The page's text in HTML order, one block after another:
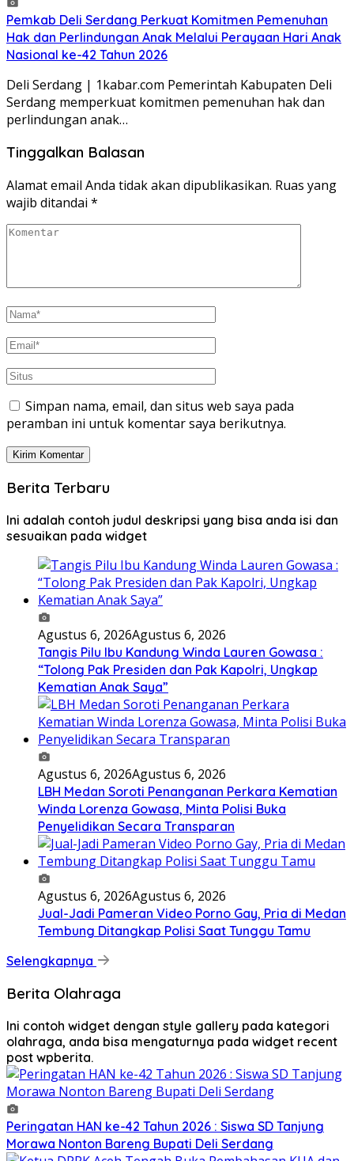
Pemkab Deli Serdang Perkuat Komitmen Pemenuhan
Hak dan Perlindungan Anak Melalui Perayaan Hari Anak
Nasional ke-42 Tahun 2026
Deli Serdang | 1kabar.com Pemerintah Kabupaten Deli
Serdang memperkuat komitmen pemenuhan hak dan
perlindungan anak…
Tinggalkan Balasan
Alamat email Anda tidak akan dipublikasikan. Ruas yang
wajib ditandai *
Simpan nama, email, dan situs web saya pada
peramban ini untuk komentar saya berikutnya.
Berita Terbaru
Ini adalah contoh judul deskripsi yang bisa anda isi dan
sesuaikan pada widget
Agustus 6, 2026Agustus 6, 2026
Tangis Pilu Ibu Kandung Winda Lauren Gowasa :
“Tolong Pak Presiden dan Pak Kapolri, Ungkap
Kematian Anak Saya”
Agustus 6, 2026Agustus 6, 2026
‎LBH Medan Soroti Penanganan Perkara Kematian
Winda Lorenza Gowasa, Minta Polisi Buka
Penyelidikan Secara Transparan
Agustus 6, 2026Agustus 6, 2026
Jual-Jadi Pameran Video Porno Gay, Pria di Medan
Tembung Ditangkap Polisi Saat Tunggu Tamu
Selengkapnya
Berita Olahraga
Ini contoh widget dengan style gallery pada kategori
olahraga, anda bisa mengaturnya pada widget recent
post wpberita.
Peringatan HAN ke-42 Tahun 2026 : Siswa SD Tanjung
Morawa Nonton Bareng Bupati Deli Serdang